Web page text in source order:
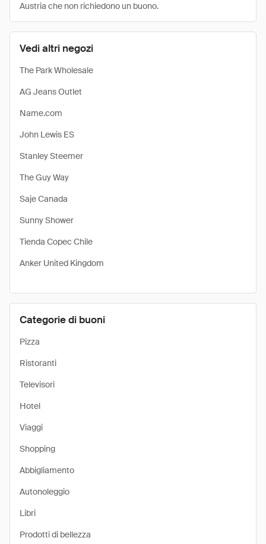
Vedi altri negozi
The Park Wholesale
AG Jeans Outlet
Name.com
John Lewis ES
Stanley Steemer
The Guy Way
Saje Canada
Sunny Shower
Tienda Copec Chile
Anker United Kingdom
Categorie di buoni
Pizza
Ristoranti
Televisori
Hotel
Viaggi
Shopping
Abbigliamento
Autonoleggio
Libri
Prodotti di bellezza
Austria che non richiedono un buono.